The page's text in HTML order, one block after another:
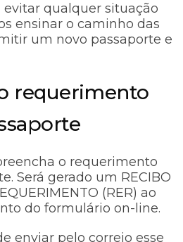
evitar qualquer situação
ensinar o caminho das
um novo passaporte e
requerimento
o requerimento
Será gerado um RECIBO
(RER) ao
do formulário on-line.
enviar pelo correio esse